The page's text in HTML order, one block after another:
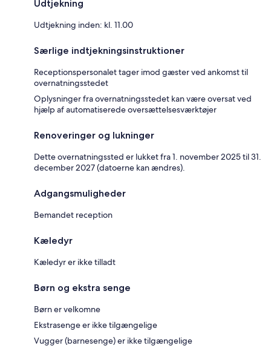
Udtjekning
Udtjekning inden: kl. 11.00
Særlige indtjekningsinstruktioner
Receptionspersonalet tager imod gæster ved ankomst til
overnatningsstedet
Oplysninger fra overnatningsstedet kan være oversat ved
hjælp af automatiserede oversættelsesværktøjer
Renoveringer og lukninger
Dette overnatningssted er lukket fra 1. november 2025 til 31.
december 2027 (datoerne kan ændres).
Adgangsmuligheder
Bemandet reception
Kæledyr
Kæledyr er ikke tilladt
Børn og ekstra senge
Børn er velkomne
Ekstrasenge er ikke tilgængelige
Vugger (barnesenge) er ikke tilgængelige